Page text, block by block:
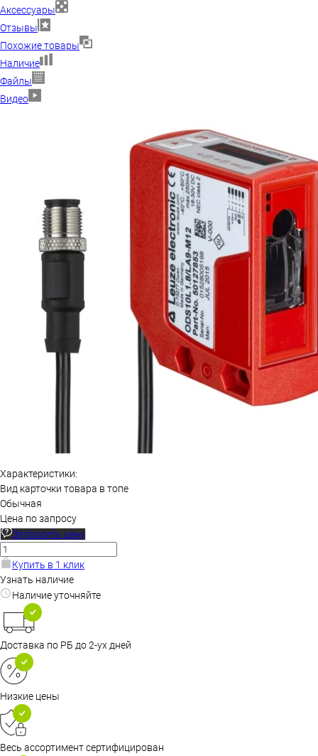
Аксессуары
Отзывы
Похожие товары
Наличие
Файлы
Видео
Характеристики:
Вид карточки товара в топе
Обычная
Цена по запросу
Запросить цену
Купить в 1 клик
Узнать наличие
Наличие уточняйте
Доставка по РБ до 2-ух дней
Низкие цены
Весь ассортимент сертифицирован